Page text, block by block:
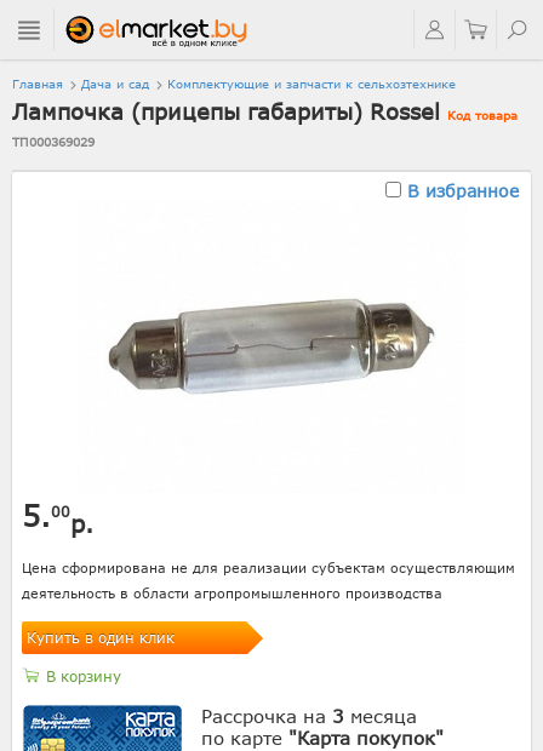
Главная Дача и сад Комплектующие и запчасти к сельхозтехнике
Лампочка (прицепы габариты) Rossel
Код товара
ТП000369029
В избранное
5.00р.
Цена сформирована не для реализации субъектам осуществляющим
деятельность в области агропромышленного производства
Купить в один клик
В корзину
Рассрочка на 3 месяца
по карте "Карта покупок"